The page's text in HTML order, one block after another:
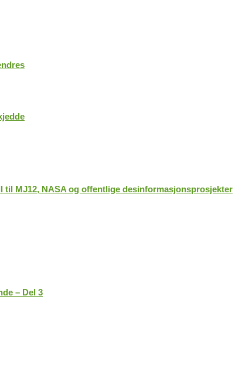
til MJ12, NASA og offentlige desinformasjonsprosjekter
– Del 3